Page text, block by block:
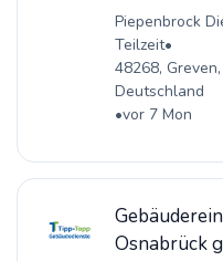
Piepenbrock
Teilzeit•
48268,
Deutschland
•vor 7 Mon
Osnabrück